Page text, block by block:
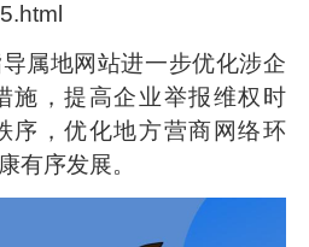
属地网站进一步优化涉企
施，提高企业举报维权时
序，优化地方营商网络环
有序发展。